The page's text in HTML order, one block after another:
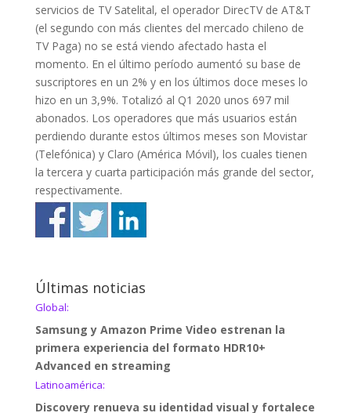
servicios de TV Satelital, el operador DirecTV de AT&T
(el segundo con más clientes del mercado chileno de
TV Paga) no se está viendo afectado hasta el
momento. En el último período aumentó su base de
suscriptores en un 2% y en los últimos doce meses lo
hizo en un 3,9%. Totalizó al Q1 2020 unos 697 mil
abonados. Los operadores que más usuarios están
perdiendo durante estos últimos meses son Movistar
(Telefónica) y Claro (América Móvil), los cuales tienen
la tercera y cuarta participación más grande del sector,
respectivamente.
Últimas noticias
Global:
Samsung y Amazon Prime Video estrenan la
primera experiencia del formato HDR10+
Advanced en streaming
Latinoamérica:
Discovery renueva su identidad visual y fortalece